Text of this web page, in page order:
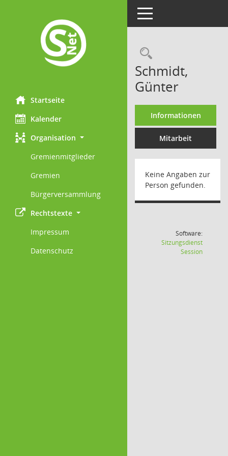
Startseite
Kalender
Organisation
Gremienmitglieder
Gremien
Bürgerversammlung
Rechtstexte
Impressum
Datenschutz
Toggle navigation
Schmidt,
Günter
Informationen
Mitarbeit
Keine Angaben zur
Person gefunden.
Software:
Sitzungsdienst
Session(Wird in